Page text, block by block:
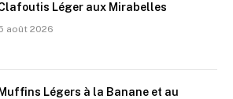
Léger aux Mirabelles
août 2026
Muffins Légers à la Banane et au